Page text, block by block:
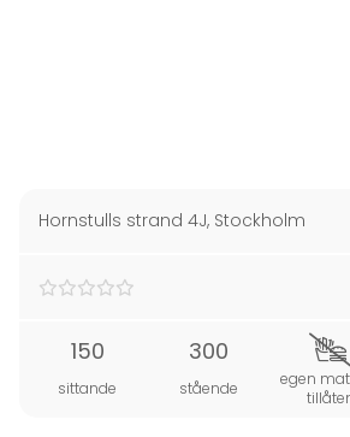
Hornstulls strand 4J, Stockholm
150
sittande
300
stående
egen